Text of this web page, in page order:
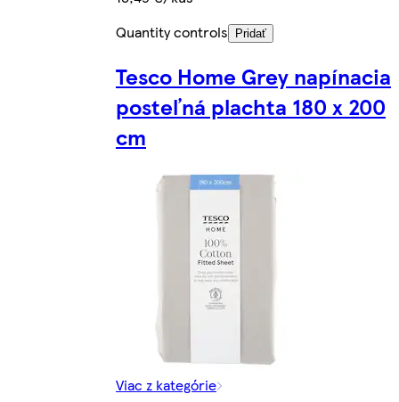
Quantity controls
Pridať
Tesco Home Grey napínacia
posteľná plachta 180 x 200
cm
Viac z kategórie